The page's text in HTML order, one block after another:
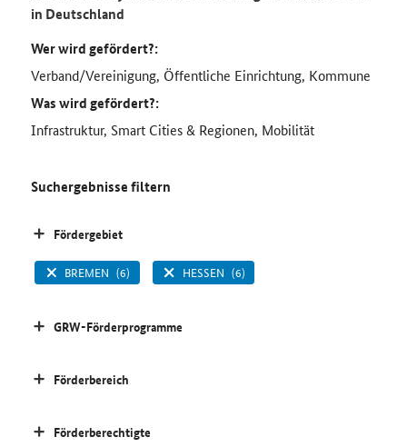
in Deutschland
Wer wird gefördert?:
Verband/Vereinigung, Öffentliche Einrichtung, Kommune
Was wird gefördert?:
Infrastruktur, Smart Cities & Regionen, Mobilität
Suchergebnisse filtern
Fördergebiet
BREMEN (6) HESSEN (6)
GRW-Förderprogramme
Förderbereich
Förderberechtigte